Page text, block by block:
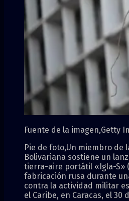
Fuente de la imagen,Getty
Pie de foto,Un miembro de
Bolivariana sostiene un
tierra-aire portátil «Igla-S»
fabricación rusa durante
contra la actividad militar
el Caribe, en Caracas, el 30